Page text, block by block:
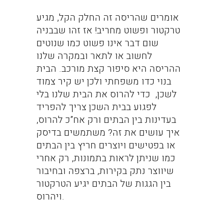
אומרים שהריסה זה החלק הקל, מגיע
טרקטור ופשוט מחריב! אז זהו שבבניה
שום דבר אינו פשוט כמו שנוטים
לחשוב או לתאר ובמקרה שלנו
ההריסה היא סיפור קצת מורכב. הבית
בנוי כדו משפחתי ולכן יש קיר צמוד
לשכן, כדי להרוס את הבית שלנו בלי
לפגוע בבית השכן צריך להפריד
בעדינות בין הבתים ורק אח”כ להרוס,
איך עושים את זה? משתמשים בדיסק
או בפטישים ויוצרים חריץ בין הבתים
כמו שניתן לראות בתמונות, רק אחרי
שיווצר נתק בקירות, ברצפה ובחיבור
בין הגגות של הבתים יגיע הטרקטור
ויהרוס.